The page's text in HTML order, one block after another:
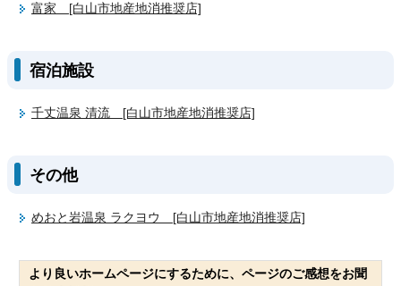
富家 [白山市地産地消推奨店]
宿泊施設
千丈温泉 清流 [白山市地産地消推奨店]
その他
めおと岩温泉 ラクヨウ [白山市地産地消推奨店]
より良いホームページにするために、ページのご感想をお聞